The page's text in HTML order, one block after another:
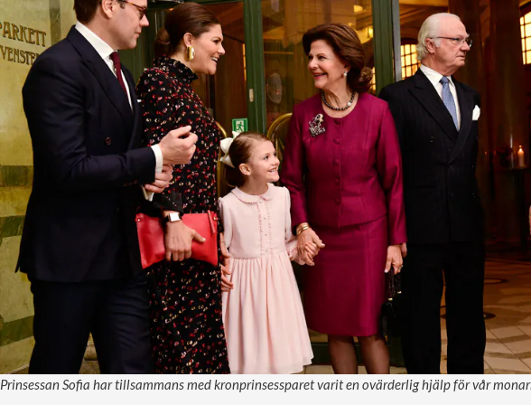
Prinsessan Sofia har tillsammans med kronprinsessparet varit en ovärderlig hjälp för vår